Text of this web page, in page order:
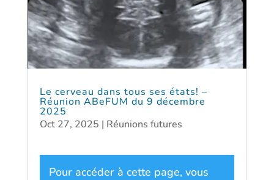
Le cerveau dans tous ses états! –
Réunion ABeFUM du 9 décembre
2025
Oct 27, 2025 | Réunions futures
Pour accéder à cette page, vous